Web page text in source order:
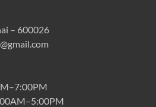
– 600026